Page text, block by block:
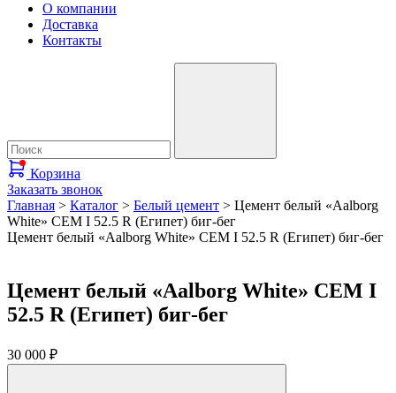
О компании
Доставка
Контакты
Корзина
Заказать звонок
Главная > Каталог > Белый цемент > Цемент белый «Aalborg
White» CEM I 52.5 R (Египет) биг-бег
Цемент белый «Aalborg White» CEM I 52.5 R (Египет) биг-бег
Цемент белый «Aalborg White» CEM I
52.5 R (Египет) биг-бег
30 000 ₽